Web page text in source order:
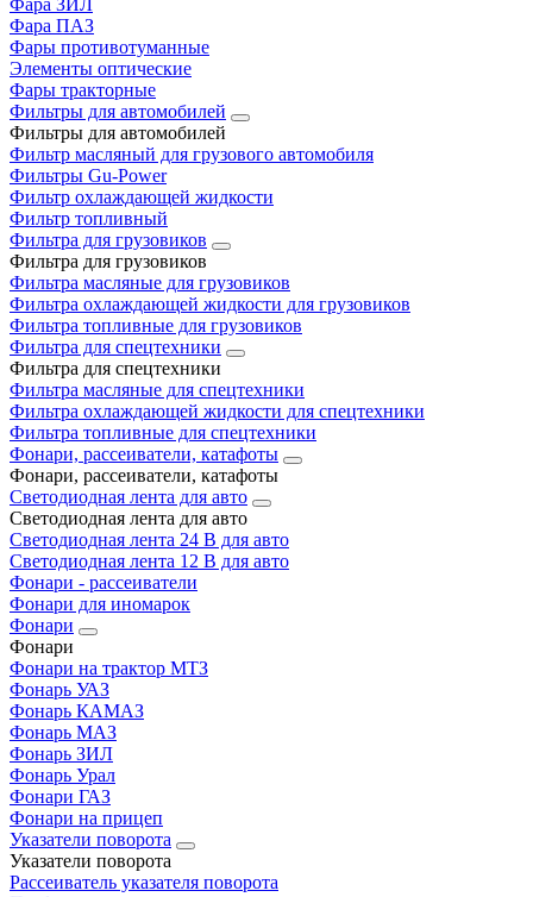
Фара ЗИЛ
Фара ПАЗ
Фары противотуманные
Элементы оптические
Фары тракторные
Фильтры для автомобилей
Фильтры для автомобилей
Фильтр масляный для грузового автомобиля
Фильтры Gu-Power
Фильтр охлаждающей жидкости
Фильтр топливный
Фильтра для грузовиков
Фильтра для грузовиков
Фильтра масляные для грузовиков
Фильтра охлаждающей жидкости для грузовиков
Фильтра топливные для грузовиков
Фильтра для спецтехники
Фильтра для спецтехники
Фильтра масляные для спецтехники
Фильтра охлаждающей жидкости для спецтехники
Фильтра топливные для спецтехники
Фонари, рассеиватели, катафоты
Фонари, рассеиватели, катафоты
Светодиодная лента для авто
Светодиодная лента для авто
Светодиодная лента 24 В для авто
Светодиодная лента 12 В для авто
Фонари - рассеиватели
Фонари для иномарок
Фонари
Фонари
Фонари на трактор МТЗ
Фонарь УАЗ
Фонарь КАМАЗ
Фонарь МАЗ
Фонарь ЗИЛ
Фонарь Урал
Фонари ГАЗ
Фонари на прицеп
Указатели поворота
Указатели поворота
Рассеиватель указателя поворота